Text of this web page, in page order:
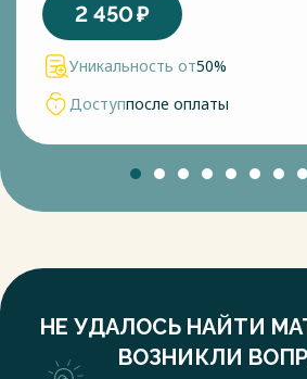
2 450₽
Уникальность от50%
Доступпосле оплаты
НЕ УДАЛОСЬ НАЙТИ
ВОЗНИКЛИ